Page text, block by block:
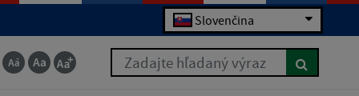
Slovenčina
Zadajte hľadaný výraz